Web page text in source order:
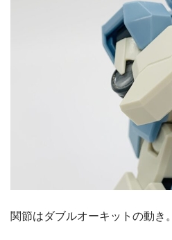
関節はダブルオーキットの動き。